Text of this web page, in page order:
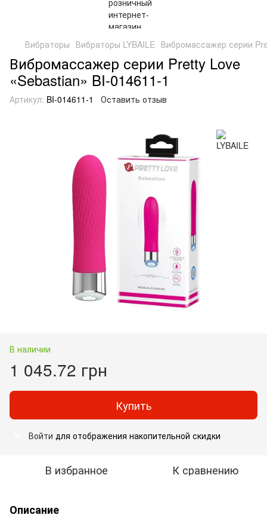
Вибраторы Вибраторы LYBAILE Вибромассажер серии
Вибромассажер серии Pretty Love
«Sebastian» BI-014611-1
Артикул: BI-014611-1 Оставить отзыв
В наличии
1 045.72 грн
Купить
Войти для отображения накопительной скидки
В избранное К сравнению
Описание